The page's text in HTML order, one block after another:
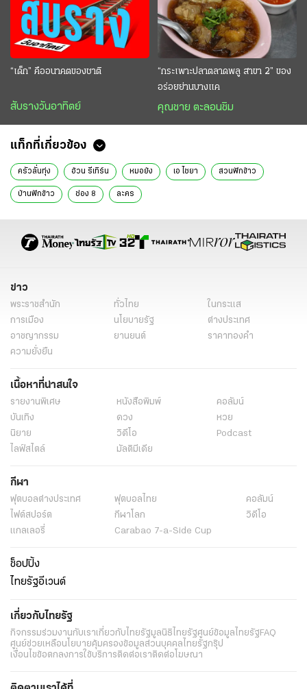
“เด็ก” คืออนาคตของชาติ
สับรางวันอาทิตย์
“กระเพาะปลาตลาดพลู สาขา 2” ของ
อร่อยย่านบางแค
คุณชาย ตะลอนชิม
แท็กที่เกี่ยวข้อง
ครัวลั่นทุ่ง อ้วน รีเทิร์น หมอย้ง เอ ไชยา สวนฟักข้าว
บ้านฟักข้าว ช่อง 8 ละคร
ข่าว
พระราชสำนัก ทั่วไทย
ในกระแส
การเมือง
นโยบายรัฐ
ต่างประเทศ
อาชญากรรม
ยานยนต์
ราคาทองคำ
ความยั่งยืน
เนื้อหาที่น่าสนใจ
รายงานพิเศษ หนังสือพิมพ์
คอลัมน์
บันเทิง
ดวง
หวย
นิยาย
วิดีโอ
Podcast
ไลฟ์สไตล์
มัลติมีเดีย
กีฬา
ฟุตบอลต่่างประเทศ ฟุตบอลไทย
คอลัมน์
ไฟต์สปอร์ต
กีฬาโลก
วิดีโอ
แกลเลอรี่
Carabao 7-a-Side Cup
ช็อปปิ้ง
ไทยรัฐอีเวนต์
เกี่ยวกับไทยรัฐ
กิจกรรมร่วมงานกับเราเกี่ยวกับไทยรัฐมูลนิธิไทยรัฐศูนย์ข้อมูลไทยรัฐFAQ
ศูนย์ช่วยเหลือนโยบายคุ้มครองข้อมูลส่วนบุคคลไทยรัฐกรุ๊ป
เงื่อนไขข้อตกลงการใช้บริการติดต่อเราติดต่อโฆษณา